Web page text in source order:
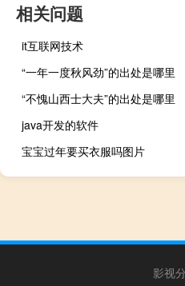
相关问题
it互联网技术
“一年一度秋风劲”的出处是哪里
“不愧山西士大夫”的出处是哪里
java开发的软件
宝宝过年要买衣服吗图片
影视